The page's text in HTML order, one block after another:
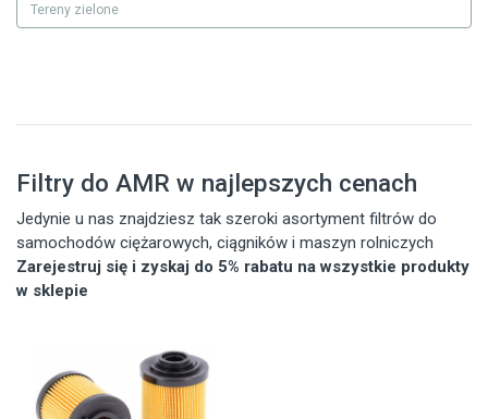
Tereny zielone
Filtry do AMR w najlepszych cenach
Jedynie u nas znajdziesz tak szeroki asortyment filtrów do
samochodów ciężarowych, ciągników i maszyn rolniczych
Zarejestruj się i zyskaj do 5% rabatu na wszystkie produkty
w sklepie